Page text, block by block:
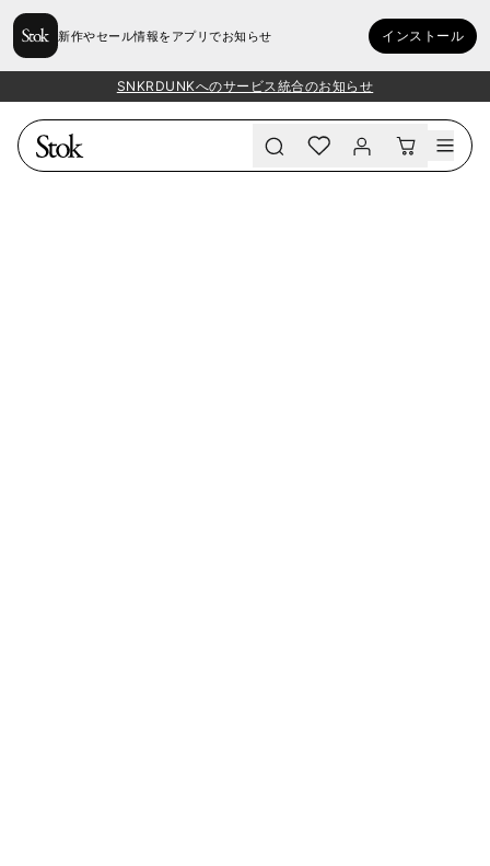
新作やセール情報をアプリでお知らせ インストール
SNKRDUNKへのサービス統合のお知らせ